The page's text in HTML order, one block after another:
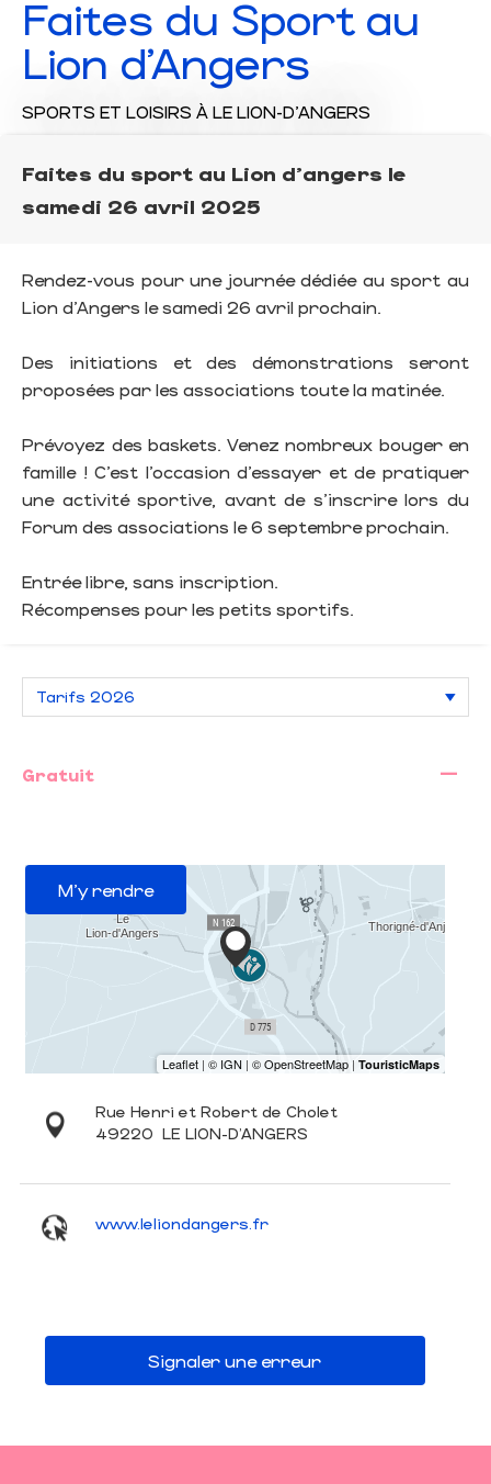
Faites du Sport au
Lion d'Angers
SPORTS ET LOISIRS À LE LION-D'ANGERS
Faites du sport au Lion d'angers le
samedi 26 avril 2025
Rendez-vous pour une journée dédiée au sport au
Lion d'Angers le samedi 26 avril prochain.
Des initiations et des démonstrations seront
proposées par les associations toute la matinée.
Prévoyez des baskets. Venez nombreux bouger en
famille ! C’est l’occasion d’essayer et de pratiquer
une activité sportive, avant de s’inscrire lors du
Forum des associations le 6 septembre prochain.
Entrée libre, sans inscription.
Récompenses pour les petits sportifs.
Gratuit —
M'y rendre
Rue Henri et Robert de Cholet
49220 LE LION-D'ANGERS
www.leliondangers.fr
Signaler une erreur